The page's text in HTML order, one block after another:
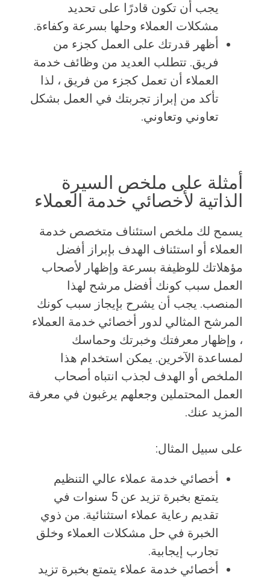
يجب أن تكون قادرًا على تحديد
مشكلات العملاء وحلها بسرعة وكفاءة.
أظهر قدرتك على العمل كجزء من
فريق. تتطلب العديد من وظائف خدمة
العملاء أن تعمل كجزء من فريق ، لذا
تأكد من إبراز تجربتك في العمل بشكل
تعاوني وتعاوني.
أمثلة على ملخص السيرة
الذاتية لأخصائي خدمة العملاء
يسمح لك ملخص استئناف متخصص خدمة
العملاء أو استئناف الهدف بإبراز أفضل
مؤهلاتك للوظيفة بسرعة وإظهار لأصحاب
العمل سبب كونك أفضل مرشح لهذا
المنصب. يجب أن يشرح بإيجاز سبب كونك
المرشح المثالي لدور أخصائي خدمة العملاء
، وإظهار معرفتك وخبرتك وحماسك
لمساعدة الآخرين. يمكن استخدام هذا
الملخص أو الهدف لجذب انتباه أصحاب
العمل المحتملين وجعلهم يرغبون في معرفة
المزيد عنك.
على سبيل المثال:
أخصائي خدمة عملاء عالي التنظيم
يتمتع بخبرة تزيد عن 5 سنوات في
تقديم رعاية عملاء استثنائية. من ذوي
الخبرة في حل مشكلات العملاء وخلق
تجارب إيجابية.
أخصائي خدمة عملاء يتمتع بخبرة تزيد